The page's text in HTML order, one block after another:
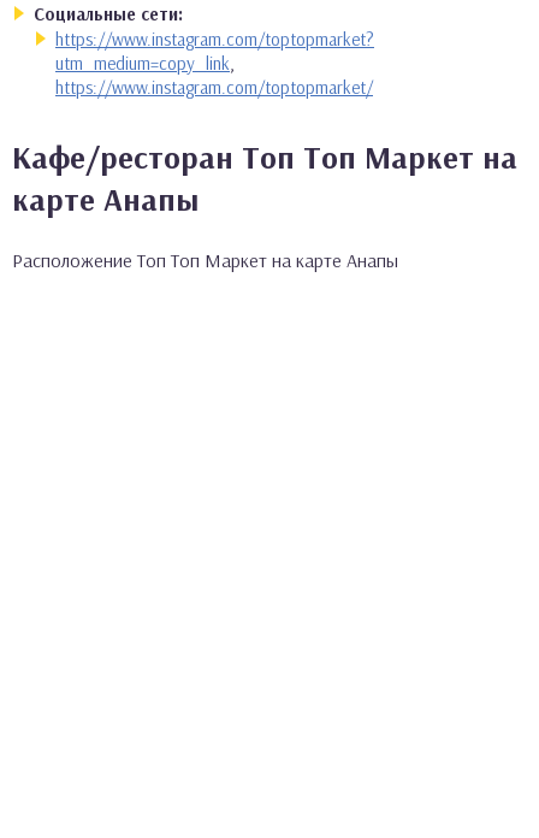
Социальные сети:
https://www.instagram.com/toptopmarket?
utm_medium=copy_link,
https://www.instagram.com/toptopmarket/
Кафе/ресторан Топ Топ Маркет на
карте Анапы
Расположение Топ Топ Маркет на карте Анапы